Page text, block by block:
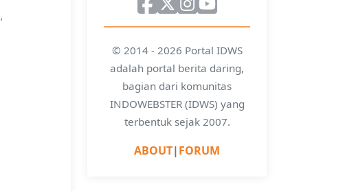
© 2014 - 2026 Portal IDWS
adalah portal berita daring,
bagian dari komunitas
INDOWEBSTER (IDWS) yang
terbentuk sejak 2007.
ABOUT|FORUM